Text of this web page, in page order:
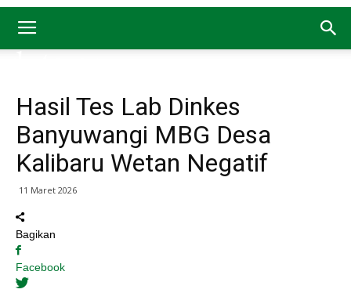
Hasil Tes Lab Dinkes
Banyuwangi MBG Desa
Kalibaru Wetan Negatif
11 Maret 2026
Bagikan
Facebook